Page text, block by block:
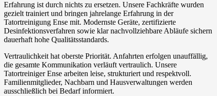
Erfahrung ist durch nichts zu ersetzen. Unsere Fachkräfte wurden
gezielt trainiert und bringen jahrelange Erfahrung in der
Tatortreinigung Ense mit. Modernste Geräte, zertifizierte
Desinfektionsverfahren sowie klar nachvollziehbare Abläufe sichern
dauerhaft hohe Qualitätsstandards.
Vertraulichkeit hat oberste Priorität. Anfahrten erfolgen unauffällig,
die gesamte Kommunikation verläuft vertraulich. Unsere
Tatortreiniger Ense arbeiten leise, strukturiert und respektvoll.
Familienmitglieder, Nachbarn und Hausverwaltungen werden
ausschließlich bei Bedarf informiert.